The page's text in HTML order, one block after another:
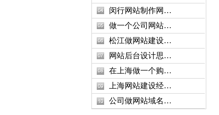
闵行网站制作网…
做一个公司网站…
松江做网站建设…
网站后台设计思…
在上海做一个购…
上海网站建设经…
公司做网站域名…